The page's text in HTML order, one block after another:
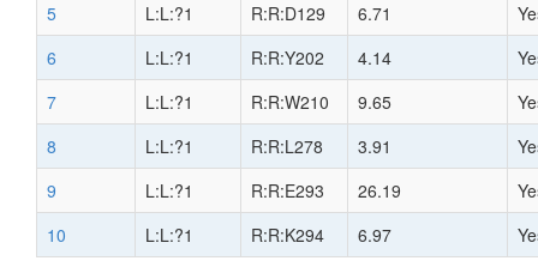
5
L:L:?1 R:R:D129 6.71
6
L:L:?1 R:R:Y202 4.14
7
L:L:?1 R:R:W210 9.65
8
L:L:?1 R:R:L278 3.91
9
L:L:?1 R:R:E293 26.19
10
L:L:?1 R:R:K294 6.97